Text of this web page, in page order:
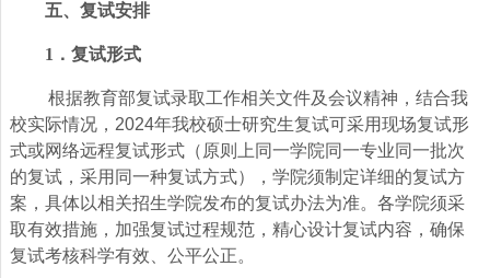
五、复试安排
1 ． 复试形式
根据教育部复试录取工作相关文件及会议精神，结合我
校实际情况，2024年我校硕士研究生复试可采用现场复试形
式或网络远程复试形式（原则上同一学院同一专业同一批次
的复试，采用同一种复试方式），学院须制定详细的复试方
案，具体以相关招生学院发布的复试办法为准。各学院须采
取有效措施，加强复试过程规范，精心设计复试内容，确保
复试考核科学有效、公平公正。